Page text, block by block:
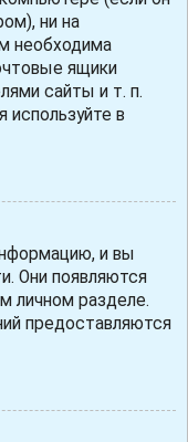
ни на
необходима
ящики
сайты и т. п.
используйте в
и вы
Они появляются
личном разделе.
предоставляются